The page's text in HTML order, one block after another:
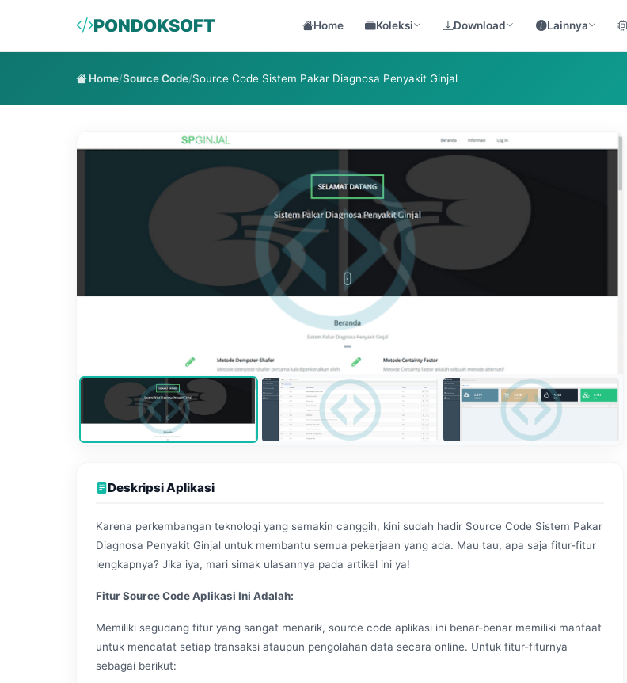
PONDOKSOFT Home Koleksi Download Lainnya
Home/Source Code/Source Code Sistem Pakar Diagnosa Penyakit Ginjal
Deskripsi Aplikasi
Karena perkembangan teknologi yang semakin canggih, kini sudah hadir Source Code Sistem Pakar
Diagnosa Penyakit Ginjal untuk membantu semua pekerjaan yang ada. Mau tau, apa saja fitur-fitur
lengkapnya? Jika iya, mari simak ulasannya pada artikel ini ya!
Fitur Source Code Aplikasi Ini Adalah:
Memiliki segudang fitur yang sangat menarik, source code aplikasi ini benar-benar memiliki manfaat
untuk mencatat setiap transaksi ataupun pengolahan data secara online. Untuk fitur-fiturnya
sebagai berikut: